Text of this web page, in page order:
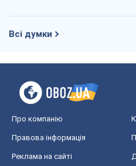
Всі думки
Про компанію
Правова інформація
Реклама на сайті